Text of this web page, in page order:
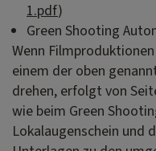
1.pdf)
Green Shooting
Wenn
einem der oben
drehen, erfolgt von
wie beim Green
Lokalaugenschein und